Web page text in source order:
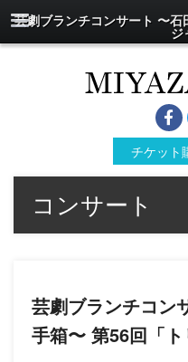
芸劇ブランチコンサート 〜
ジ
チケット
コンサート
芸劇ブランチコン
手箱〜 第56回「ト